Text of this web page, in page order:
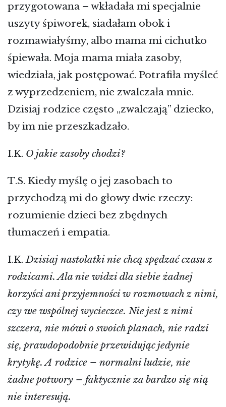
przygotowana – wkładała mi specjalnie
uszyty śpiworek, siadałam obok i
rozmawiałyśmy, albo mama mi cichutko
śpiewała. Moja mama miała zasoby,
wiedziała, jak postępować. Potrafiła myśleć
z wyprzedzeniem, nie zwalczała mnie.
Dzisiaj rodzice często „zwalczają” dziecko,
by im nie przeszkadzało.
I.K. O jakie zasoby chodzi?
T.S. Kiedy myślę o jej zasobach to
przychodzą mi do głowy dwie rzeczy:
rozumienie dzieci bez zbędnych
tłumaczeń i empatia.
I.K.Dzisiaj nastolatki nie chcą spędzać czasu z
rodzicami. Ala nie widzi dla siebie żadnej
korzyści ani przyjemności w rozmowach z nimi,
czy we wspólnej wycieczce. Nie jest z nimi
szczera, nie mówi o swoich planach, nie radzi
się, prawdopodobnie przewidując jedynie
krytykę. A rodzice – normalni ludzie, nie
żadne potwory – faktycznie za bardzo się nią
nie interesują.